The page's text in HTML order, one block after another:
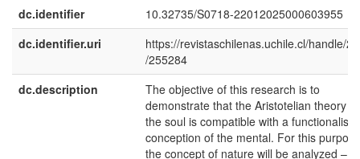
dc.identifier
10.32735/S0718-22012025000603955
dc.identifier.uri
https://revistaschilenas.uchile.cl/handle/
/255284
dc.description
The objective of this research is to
demonstrate that the Aristotelian theory of
the soul is compatible with a functionalist
conception of the mental. For this
the concept of nature will be analyzed –